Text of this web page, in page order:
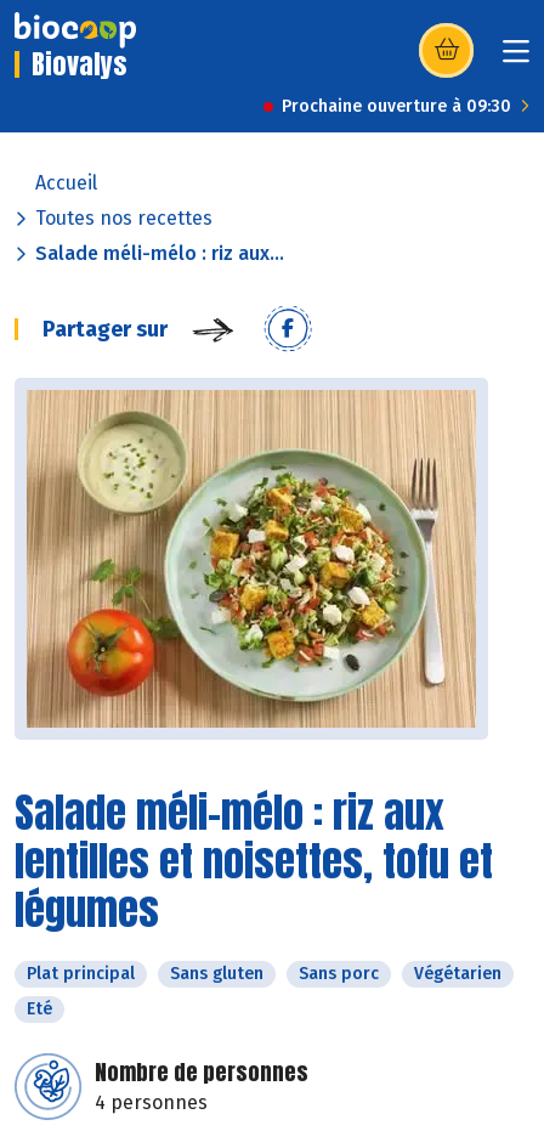
Biovalys (s’ouvre dans
Prochaine ouverture à 09:30
Accueil
Toutes nos recettes
Salade méli-mélo : riz aux...
Partager sur
Salade méli-mélo : riz aux
lentilles et noisettes, tofu et
légumes
Plat principal Sans gluten Sans porc
Végétarien
Eté
Nombre de personnes
4 personnes